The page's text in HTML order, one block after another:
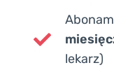
lekarz)